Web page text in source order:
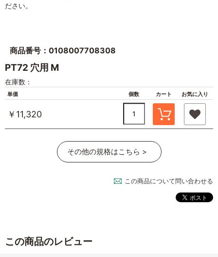
ださい。
商品番号：0108007708308
PT72 穴用 M
在庫数：
単価 個数 カート お気に入り
￥11,320
その他の規格はこちら >
この商品について問い合わせる
この商品のレビュー